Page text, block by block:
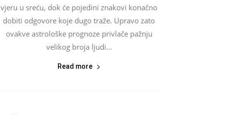
vjeru u sreću, dok će pojedini znakovi konačno
dobiti odgovore koje dugo traže. Upravo zato
ovakve astrološke prognoze privlače pažnju
velikog broja ljudi...
Read more